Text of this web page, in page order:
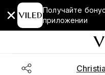
Получайте
приложении